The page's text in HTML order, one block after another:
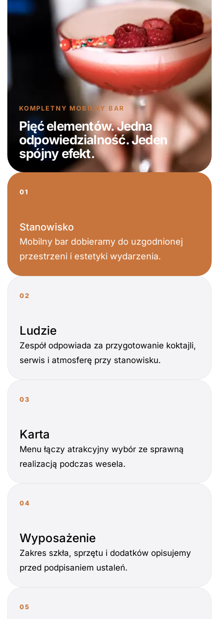
KOMPLETNY MOBILNY BAR
Pięć elementów. Jedna
odpowiedzialność. Jeden
spójny efekt.
01
Stanowisko
Mobilny bar dobieramy do uzgodnionej
przestrzeni i estetyki wydarzenia.
02
Ludzie
Zespół odpowiada za przygotowanie koktajli,
serwis i atmosferę przy stanowisku.
03
Karta
Menu łączy atrakcyjny wybór ze sprawną
realizacją podczas wesela.
04
Wyposażenie
Zakres szkła, sprzętu i dodatków opisujemy
przed podpisaniem ustaleń.
05